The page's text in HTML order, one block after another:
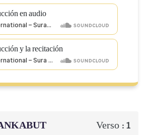
en audio
y la recitación
Verso : 1